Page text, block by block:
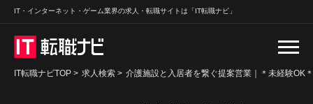
IT・インターネット・ゲーム業界の求人・転職サイトは「IT転職ナビ」
IT転職ナビTOP > 求人検索 > 介護施設と入居者を繋ぐ提案営業｜＊未経験OK